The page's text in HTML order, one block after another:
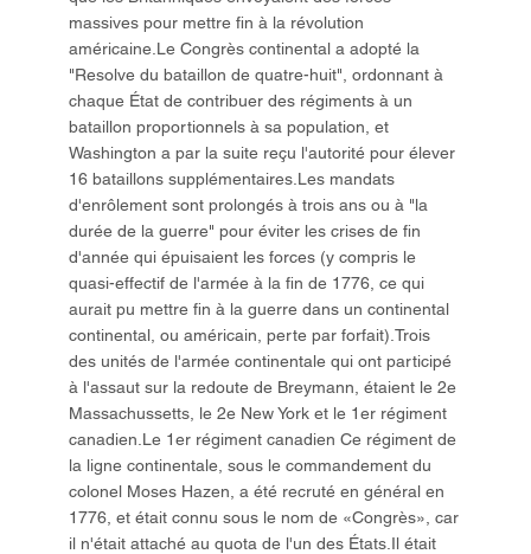
massives pour mettre fin à la révolution
américaine.Le Congrès continental a adopté la
"Resolve du bataillon de quatre-huit", ordonnant à
chaque État de contribuer des régiments à un
bataillon proportionnels à sa population, et
Washington a par la suite reçu l'autorité pour élever
16 bataillons supplémentaires.Les mandats
d'enrôlement sont prolongés à trois ans ou à "la
durée de la guerre" pour éviter les crises de fin
d'année qui épuisaient les forces (y compris le
quasi-effectif de l'armée à la fin de 1776, ce qui
aurait pu mettre fin à la guerre dans un continental
continental, ou américain, perte par forfait).Trois
des unités de l'armée continentale qui ont participé
à l'assaut sur la redoute de Breymann, étaient le 2e
Massachussetts, le 2e New York et le 1er régiment
canadien.Le 1er régiment canadien Ce régiment de
la ligne continentale, sous le commandement du
colonel Moses Hazen, a été recruté en général en
1776, et était connu sous le nom de «Congrès», car
il n'était attaché au quota de l'un des États.Il était